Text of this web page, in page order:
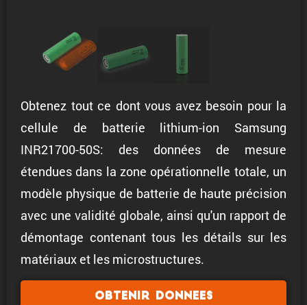
Obtenez tout ce dont vous avez besoin pour la
cellule de batterie lithium-ion Samsung
INR21700-50S: des données de mesure
étendues dans la zone opérationnelle totale, un
modèle physique de batterie de haute précision
avec une validité globale, ainsi qu'un rapport de
démontage contenant tous les détails sur les
matériaux et les microstructures.
Obtenir donnees